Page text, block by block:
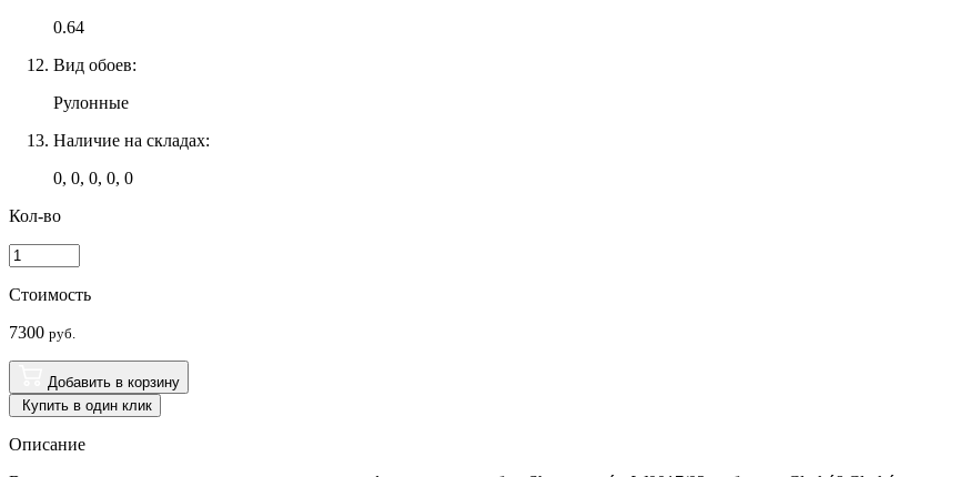
0.64
Вид обоев:
Рулонные
Наличие на складах:
0, 0, 0, 0, 0
Кол-во
Стоимость
7300 руб.
Добавить в корзину
Купить в один клик
Описание